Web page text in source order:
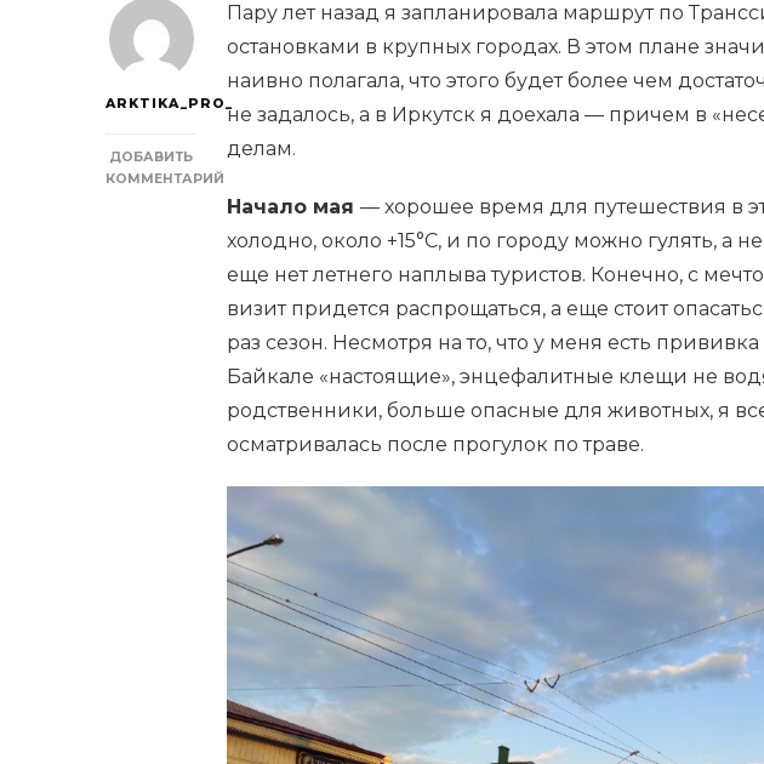
ARKTIKA_PRO_
ДОБАВИТЬ
КОММЕНТАРИЙ
ИРКУТСКЕ.
ИНТЕРЕСНЫЕ
Пару лет назад я запланировала маршрут по
остановками в крупных городах. В этом плане
наивно полагала, что этого будет более чем
не задалось, а в Иркутск я доехала — причем в
делам.
Начало мая — хорошее время для путешествия в
холодно, около +15°С, и по городу можно гулять, а
еще нет летнего наплыва туристов. Конечно, с
визит придется распрощаться, а еще стоит
раз сезон. Несмотря на то, что у меня есть
Байкале «настоящие», энцефалитные клещи не
родственники, больше опасные для животных, я
осматривалась после прогулок по траве.